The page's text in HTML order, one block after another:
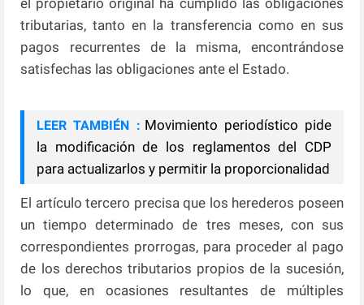
tributarias, tanto en la transferencia como en sus
pagos recurrentes de la misma, encontrándose
satisfechas las obligaciones ante el Estado.
LEER TAMBIÉN : Movimiento periodístico pide
la modificación de los reglamentos del CDP
para actualizarlos y permitir la proporcionalidad
El artículo tercero precisa que los herederos poseen
un tiempo determinado de tres meses, con sus
correspondientes prorrogas, para proceder al pago
de los derechos tributarios propios de la sucesión,
lo que, en ocasiones resultantes de múltiples